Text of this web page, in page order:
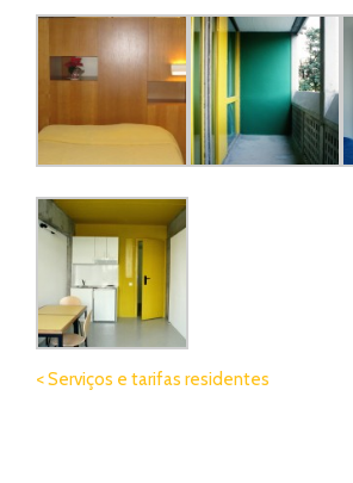
< Serviços e tarifas residentes